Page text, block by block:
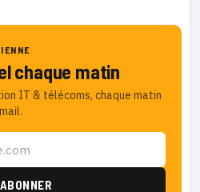
chaque matin
IT & télécoms, chaque matin